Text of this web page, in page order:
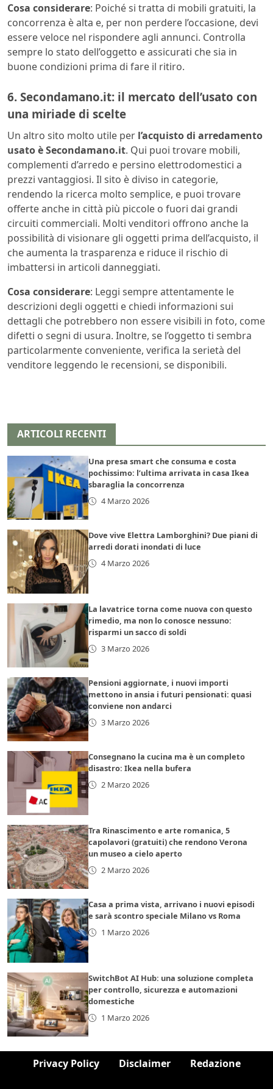
Cosa considerare: Poiché si tratta di mobili gratuiti, la
concorrenza è alta e, per non perdere l’occasione, devi
essere veloce nel rispondere agli annunci. Controlla
sempre lo stato dell’oggetto e assicurati che sia in
buone condizioni prima di fare il ritiro.
6. Secondamano.it: il mercato dell’usato con
una miriade di scelte
Un altro sito molto utile per l’acquisto di arredamento
usato èSecondamano.it. Qui puoi trovare mobili,
complementi d’arredo e persino elettrodomestici a
prezzi vantaggiosi. Il sito è diviso in categorie,
rendendo la ricerca molto semplice, e puoi trovare
offerte anche in città più piccole o fuori dai grandi
circuiti commerciali. Molti venditori offrono anche la
possibilità di visionare gli oggetti prima dell’acquisto, il
che aumenta la trasparenza e riduce il rischio di
imbattersi in articoli danneggiati.
Cosa considerare: Leggi sempre attentamente le
descrizioni degli oggetti e chiedi informazioni sui
dettagli che potrebbero non essere visibili in foto, come
difetti o segni di usura. Inoltre, se l’oggetto ti sembra
particolarmente conveniente, verifica la serietà del
venditore leggendo le recensioni, se disponibili.
ARTICOLI RECENTI
Una presa smart che consuma e costa
pochissimo: l’ultima arrivata in casa Ikea
sbaraglia la concorrenza
4 Marzo 2026
Dove vive Elettra Lamborghini? Due piani di
arredi dorati inondati di luce
4 Marzo 2026
La lavatrice torna come nuova con questo
rimedio, ma non lo conosce nessuno:
risparmi un sacco di soldi
3 Marzo 2026
Pensioni aggiornate, i nuovi importi
mettono in ansia i futuri pensionati: quasi
conviene non andarci
3 Marzo 2026
Consegnano la cucina ma è un completo
disastro: Ikea nella bufera
2 Marzo 2026
Tra Rinascimento e arte romanica, 5
capolavori (gratuiti) che rendono Verona
un museo a cielo aperto
2 Marzo 2026
Casa a prima vista, arrivano i nuovi episodi
e sarà scontro speciale Milano vs Roma
1 Marzo 2026
SwitchBot AI Hub: una soluzione completa
per controllo, sicurezza e automazioni
domestiche
1 Marzo 2026
Privacy Policy Disclaimer Redazione